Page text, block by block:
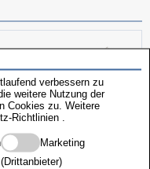
Gebogen
verbessern zu
weitere Nutzung der
Cookies zu. Weitere
Richtlinien
Marketing